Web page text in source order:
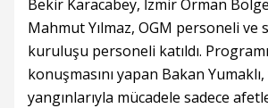
Bekir Karacabey, İzmir Orman
Mahmut Yılmaz, OGM personeli ve
kuruluşu personeli katıldı.
konuşmasını yapan Bakan
yangınlarıyla mücadele sadece